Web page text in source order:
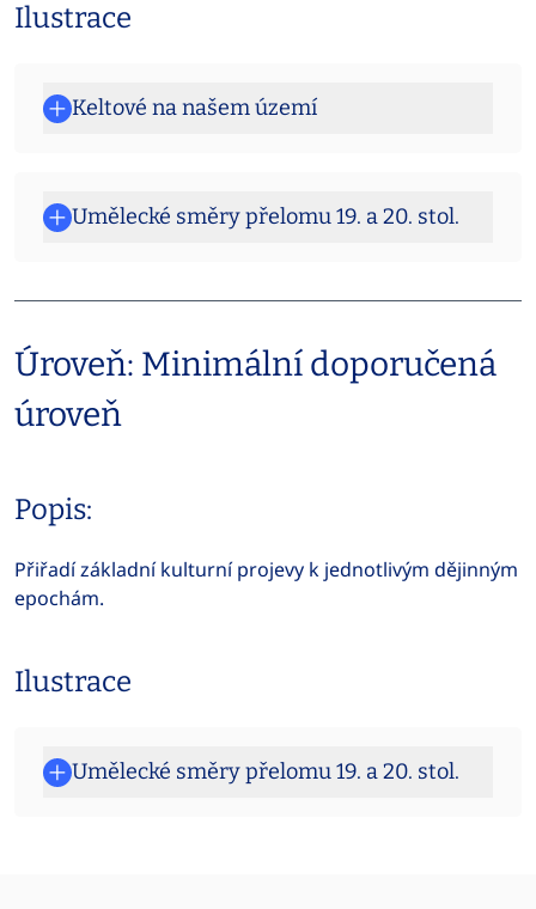
Ilustrace
Keltové na našem území
Umělecké směry přelomu 19. a 20. stol.
Úroveň: Minimální doporučená
úroveň
Popis:
Přiřadí základní kulturní projevy k jednotlivým dějinným
epochám.
Ilustrace
Umělecké směry přelomu 19. a 20. stol.